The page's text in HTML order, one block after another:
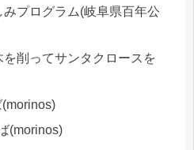
プログラム(岐阜県百年公
削ってサンタクロースを
(morinos)